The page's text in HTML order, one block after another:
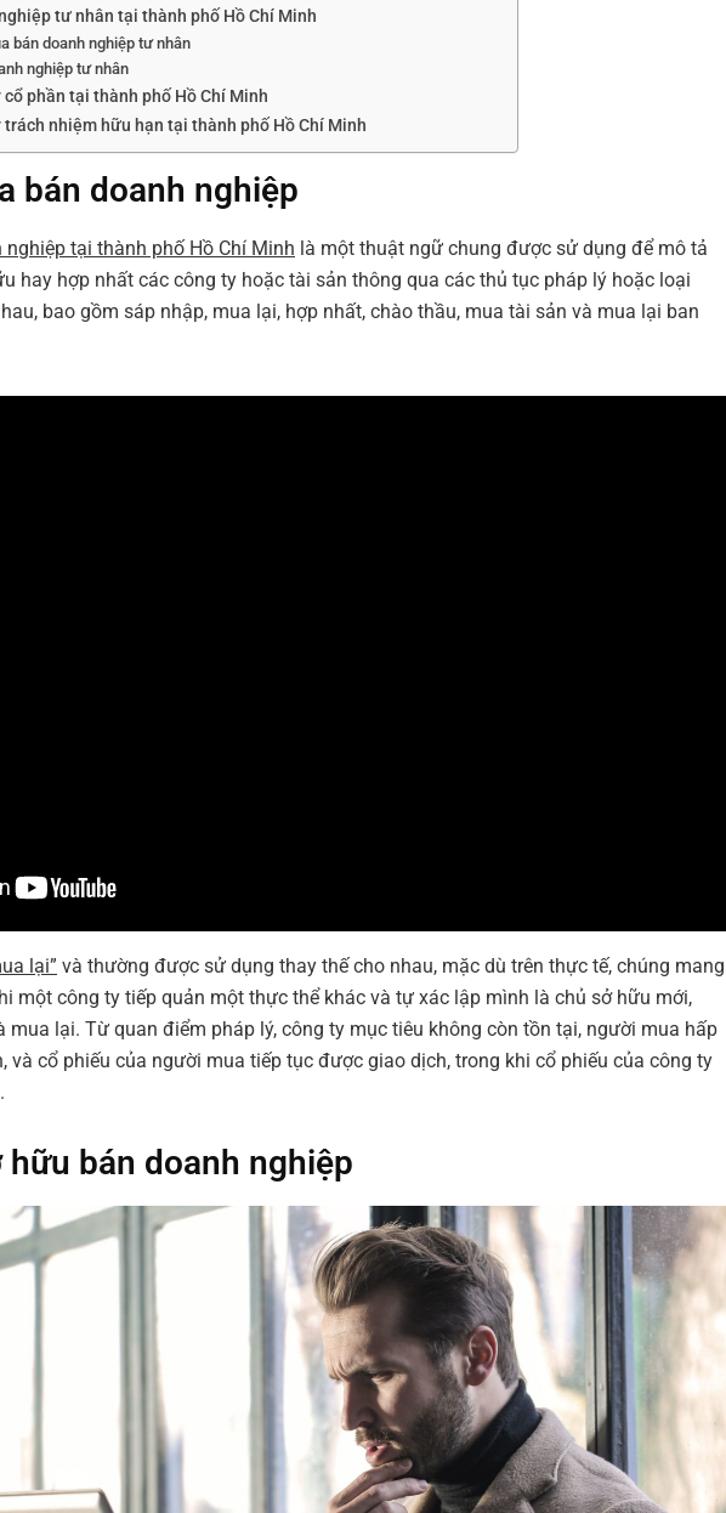
tư nhân tại thành phố Hồ Chí Minh
bán doanh nghiệp tư nhân
nghiệp tư nhân
phần tại thành phố Hồ Chí Minh
nhiệm hữu hạn tại thành phố Hồ Chí Minh
bán doanh nghiệp
tại thành phố Hồ Chí Minh là một thuật ngữ chung được sử dụng để mô tả
hay hợp nhất các công ty hoặc tài sản thông qua các thủ tục pháp lý hoặc loại
bao gồm sáp nhập, mua lại, hợp nhất, chào thầu, mua tài sản và mua lại ban
lại” và thường được sử dụng thay thế cho nhau, mặc dù trên thực tế, chúng mang
một công ty tiếp quản một thực thể khác và tự xác lập mình là chủ sở hữu mới,
lại. Từ quan điểm pháp lý, công ty mục tiêu không còn tồn tại, người mua hấp
và cổ phiếu của người mua tiếp tục được giao dịch, trong khi cổ phiếu của công ty
hữu bán doanh nghiệp